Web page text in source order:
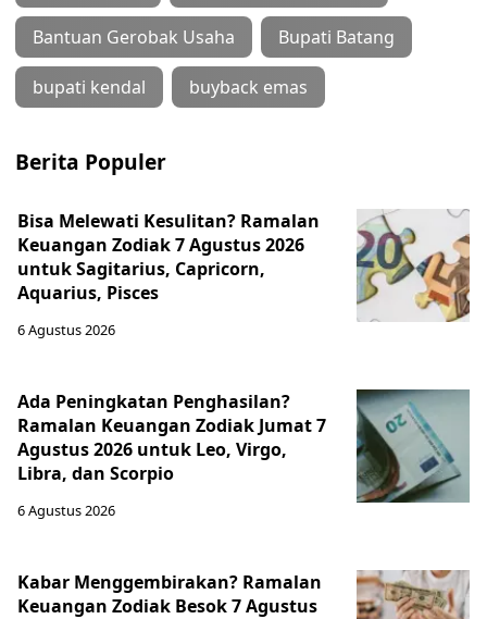
Bantuan Gerobak Usaha Bupati Batang
bupati kendal buyback emas
Berita Populer
Bisa Melewati Kesulitan? Ramalan
Keuangan Zodiak 7 Agustus 2026
untuk Sagitarius, Capricorn,
Aquarius, Pisces
6 Agustus 2026
Ada Peningkatan Penghasilan?
Ramalan Keuangan Zodiak Jumat 7
Agustus 2026 untuk Leo, Virgo,
Libra, dan Scorpio
6 Agustus 2026
Kabar Menggembirakan? Ramalan
Keuangan Zodiak Besok 7 Agustus